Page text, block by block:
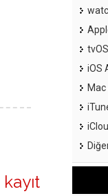
kayıt
tvOS
iOS